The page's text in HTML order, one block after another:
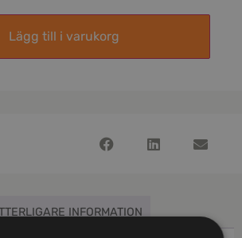
Lägg till i varukorg
INFORMATION